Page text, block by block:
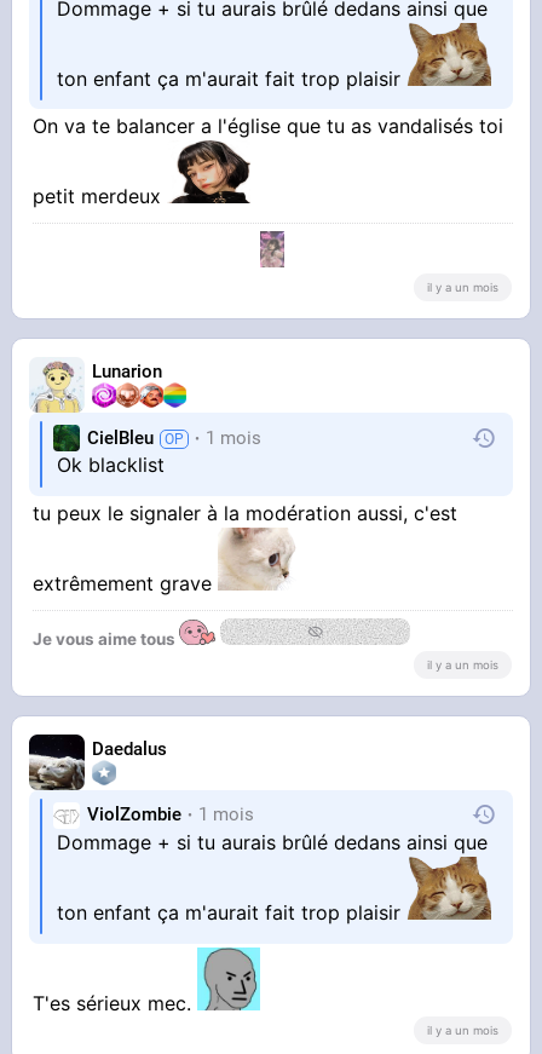
Dommage + si tu aurais brûlé dedans ainsi que
ton enfant ça m'aurait fait trop plaisir
On va te balancer a l'église que tu as vandalisés toi
petit merdeux
il y a un mois
Lunarion
CielBleu 1 mois
Ok blacklist
tu peux le signaler à la modération aussi, c'est
extrêmement grave
Je vous aime tous
il y a un mois
Daedalus
ViolZombie 1 mois
Dommage + si tu aurais brûlé dedans ainsi que
ton enfant ça m'aurait fait trop plaisir
T'es sérieux mec.
il y a un mois